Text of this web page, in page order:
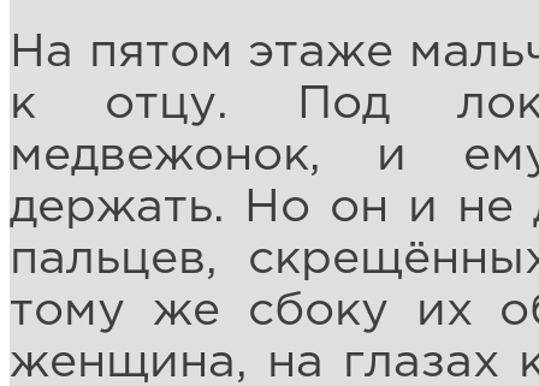
На пятом этаже
к отцу. Под
медвежонок, и
держать. Но он и не
пальцев,
тому же сбоку их
женщина, на глазах